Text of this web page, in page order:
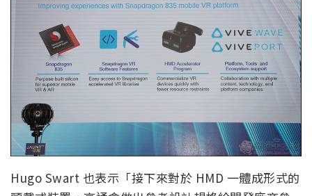
Hugo Swart 也表示「接下來對於 HMD 一體成形式的